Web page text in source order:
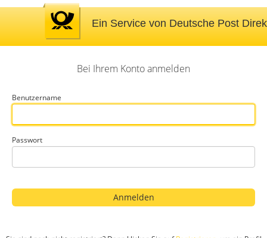
SSO
Bei Ihrem Konto anmelden
Benutzername
Passwort